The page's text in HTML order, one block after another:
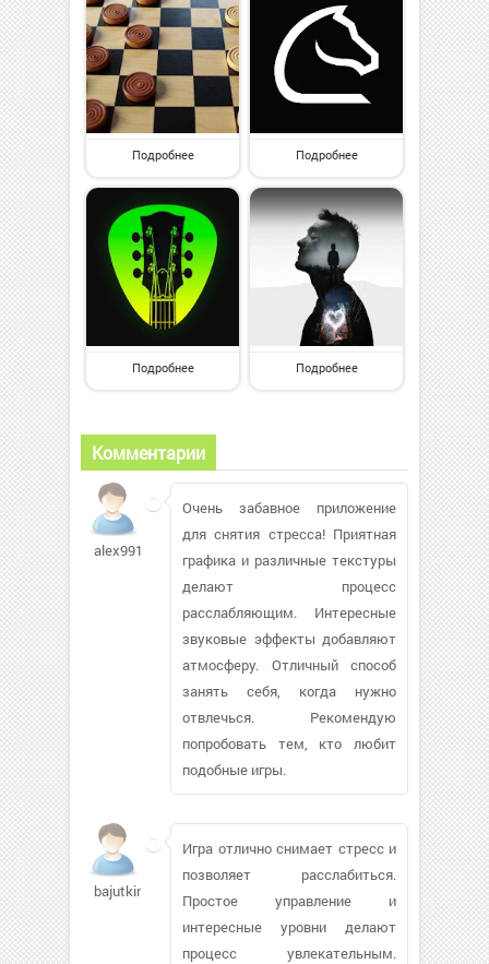
Подробнее Подробнее
Подробнее Подробнее
Комментарии
alex9911
Очень забавное приложение
для снятия стресса! Приятная
графика и различные текстуры
делают процесс
расслабляющим. Интересные
звуковые эффекты добавляют
атмосферу. Отличный способ
занять себя, когда нужно
отвлечься. Рекомендую
попробовать тем, кто любит
подобные игры.
bajutkina
Игра отлично снимает стресс и
позволяет расслабиться.
Простое управление и
интересные уровни делают
процесс увлекательным.